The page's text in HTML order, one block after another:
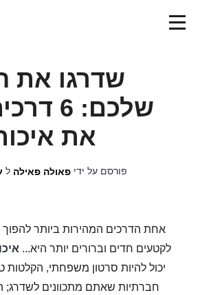
שדרגו את
שלכם:
את
פורסם על ידי פאולה פאילה ל
אחת הדרכים המהירות ביותר להפוך
לקטעים חדים וברורים יותר היא...
יכול להיות סרטון משפחתי, הקלטות
חברתיות שאתם מתכוונים לשדרג;